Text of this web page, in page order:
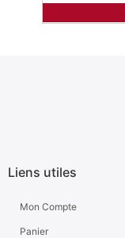
Liens utiles
Mon Compte
Panier